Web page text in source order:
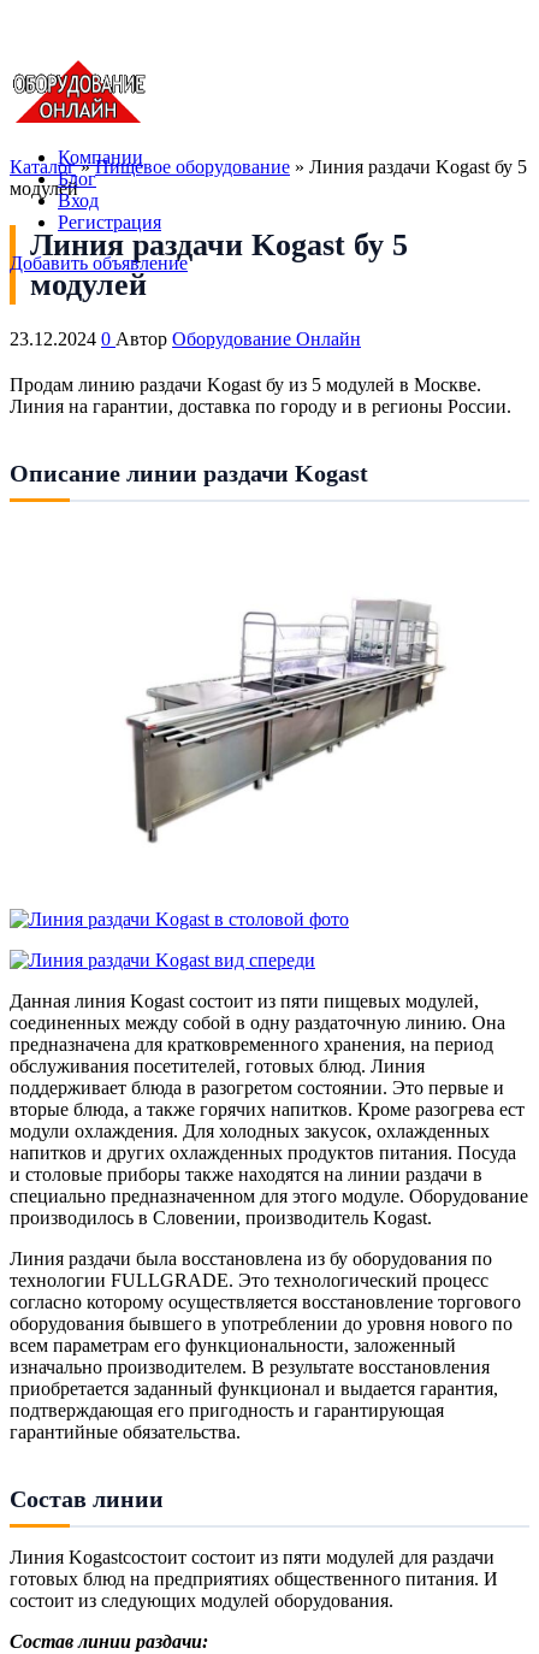
Компании
Блог
Вход
Регистрация
Добавить объявление
Каталог»Пищевое оборудование » Линия раздачи Kogast бу 5
модулей
Линия раздачи Kogast бу 5
модулей
23.12.2024 0 Автор Оборудование Онлайн
Продам линию раздачи Kogast бу из 5 модулей в Москве.
Линия на гарантии, доставка по городу и в регионы России.
Описание линии раздачи Kogast
Данная линия Kogast состоит из пяти пищевых модулей,
соединенных между собой в одну раздаточную линию. Она
предназначена для кратковременного хранения, на период
обслуживания посетителей, готовых блюд. Линия
поддерживает блюда в разогретом состоянии. Это первые и
вторые блюда, а также горячих напитков. Кроме разогрева ест
модули охлаждения. Для холодных закусок, охлажденных
напитков и других охлажденных продуктов питания. Посуда
и столовые приборы также находятся на линии раздачи в
специально предназначенном для этого модуле. Оборудование
производилось в Словении, производитель Kogast.
Линия раздачи была восстановлена из бу оборудования по
технологии FULLGRADE. Это технологический процесс
согласно которому осуществляется восстановление торгового
оборудования бывшего в употреблении до уровня нового по
всем параметрам его функциональности, заложенный
изначально производителем. В результате восстановления
приобретается заданный функционал и выдается гарантия,
подтверждающая его пригодность и гарантирующая
гарантийные обязательства.
Состав линии
Линия Kogastсостоит состоит из пяти модулей для раздачи
готовых блюд на предприятиях общественного питания. И
состоит из следующих модулей оборудования.
Состав линии раздачи: